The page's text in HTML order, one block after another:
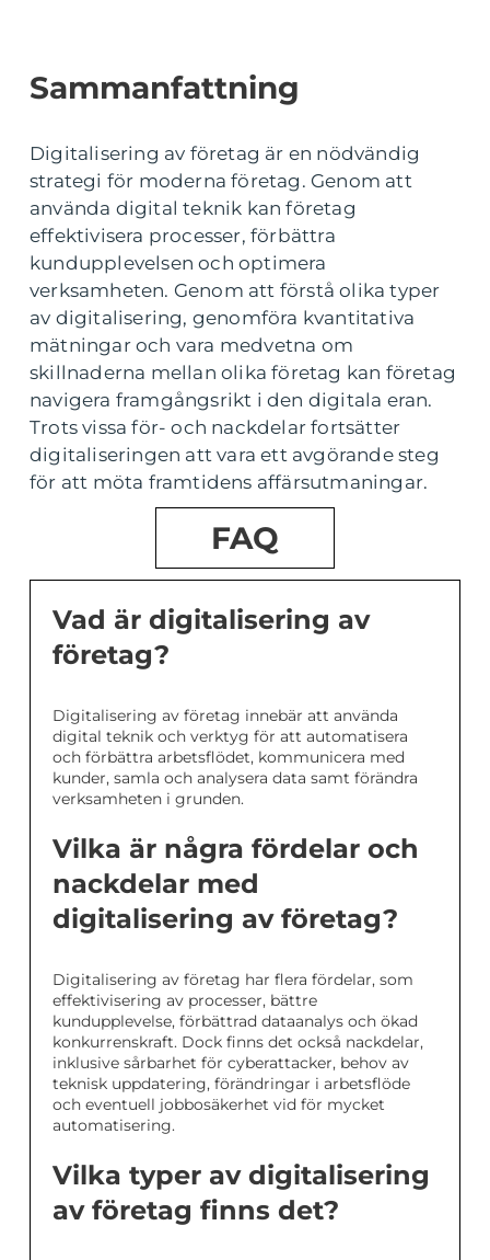
Sammanfattning
Digitalisering av företag är en nödvändig
strategi för moderna företag. Genom att
använda digital teknik kan företag
effektivisera processer, förbättra
kundupplevelsen och optimera
verksamheten. Genom att förstå olika typer
av digitalisering, genomföra kvantitativa
mätningar och vara medvetna om
skillnaderna mellan olika företag kan företag
navigera framgångsrikt i den digitala eran.
Trots vissa för- och nackdelar fortsätter
digitaliseringen att vara ett avgörande steg
för att möta framtidens affärsutmaningar.
FAQ
Vad är digitalisering av
företag?
Digitalisering av företag innebär att använda
digital teknik och verktyg för att automatisera
och förbättra arbetsflödet, kommunicera med
kunder, samla och analysera data samt förändra
verksamheten i grunden.
Vilka är några fördelar och
nackdelar med
digitalisering av företag?
Digitalisering av företag har flera fördelar, som
effektivisering av processer, bättre
kundupplevelse, förbättrad dataanalys och ökad
konkurrenskraft. Dock finns det också nackdelar,
inklusive sårbarhet för cyberattacker, behov av
teknisk uppdatering, förändringar i arbetsflöde
och eventuell jobbosäkerhet vid för mycket
automatisering.
Vilka typer av digitalisering
av företag finns det?